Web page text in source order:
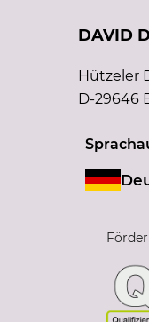
DAVID
Hützeler
D-29646